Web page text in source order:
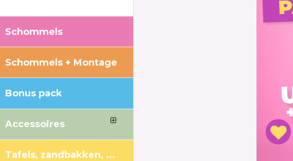
Schommels
Schommels + Montage
Bonus pack
Accessoires
Tafels, zandbakken, ...